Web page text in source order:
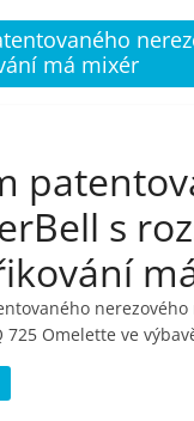
má mixér
s
725 Omelette ve